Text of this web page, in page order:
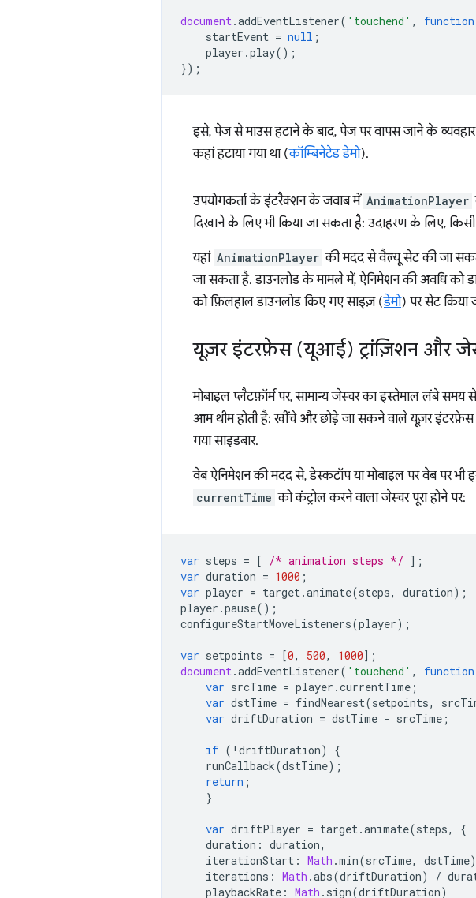
document.addEventListener( 'touchend' , function
startEvent = null ;
player .play();
});
इसे, पेज से माउस हटाने के बाद, पेज पर वापस जाने के
कहां हटाया गया था (कॉम्बिनेटेड डेमो).
उपयोगकर्ता के इंटरैक्शन के जवाब में AnimationPlayer
दिखाने के लिए भी किया जा सकता है: उदाहरण के लिए,
यहां AnimationPlayer की मदद से वैल्यू सेट की जा सकती
जा सकता है. डाउनलोड के मामले में, ऐनिमेशन की अवधि को
को फ़िलहाल डाउनलोड किए गए साइज़ (डेमो) पर सेट किया
यूज़र इंटरफ़ेस (यूआई) ट्रांज़िशन और
मोबाइल प्लैटफ़ॉर्म पर, सामान्य जेस्चर का इस्तेमाल लंबे
आम थीम होती है: खींचे और छोड़े जा सकने वाले यूज़र इंटरफ़ेस
गया साइडबार.
वेब ऐनिमेशन की मदद से, डेस्कटॉप या मोबाइल पर वेब पर
currentTime को कंट्रोल करने वाला जेस्चर पूरा होने पर:
var steps = [ /* animation steps */ ];
var duration = 1000 ;
var player = target.animate(steps, duration);
player .pause();
configureStartMoveListeners(player);
var setpoints = [0, 500, 1000];
document.addEventListener( 'touchend' , function
var srcTime = player .currentTime ;
var dstTime = findNearest(setpoints,
var driftDuration = dstTime - srcTime ;
if ( ! driftDuration)
{
runCallback(dstTime);
return ;
}
var driftPlayer = target.animate(steps,
{
duration : duration,
iterationStart : Math .min(srcTime, dstTime)
iterations : Math .abs(driftDuration) /
playbackRate : Math . sign(driftDuration)